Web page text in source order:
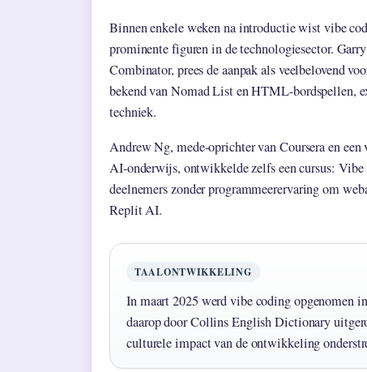
Binnen enkele weken na introductie wist vibe
prominente figuren in de technologiesector.
Combinator, prees de aanpak als veelbelovend
bekend van Nomad List en HTML-bordspellen,
techniek.
Andrew Ng, mede-oprichter van Coursera en
AI-onderwijs, ontwikkelde zelfs een cursus:
deelnemers zonder programmeerervaring om
Replit AI.
TAALONTWIKKELING
In maart 2025 werd vibe coding opgenomen
daarop door Collins English Dictionary
culturele impact van de ontwikkeling